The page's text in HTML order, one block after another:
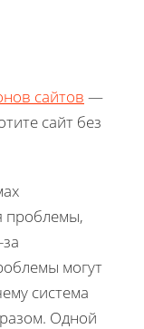
сайтов —
сайт без
проблемы,
могут
система
Одной